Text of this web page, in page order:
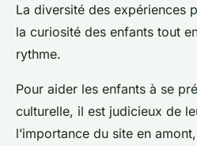
La diversité des expériences
la curiosité des enfants tout
rythme.
Pour aider les enfants à se
culturelle, il est judicieux de
l’importance du site en